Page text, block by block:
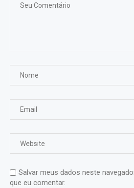
Salvar meus dados neste
que eu comentar.